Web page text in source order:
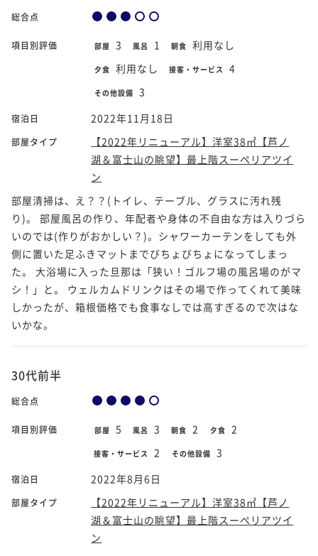
総合点
項目別評価 部屋 3 風呂 1 朝食 利用なし
夕食 利用なし 接客・サービス 4
その他設備 3
宿泊日 2022年11月18日
部屋タイプ
【2022年リニューアル】洋室38㎡【芦ノ
湖＆富士山の眺望】最上階スーペリアツイ
ン
部屋清掃は、え？？(トイレ、テーブル、グラスに汚れ残
り)。 部屋風呂の作り、年配者や身体の不自由な方は入りづら
いのでは(作りがおかしい？)。シャワーカーテンをしても外
側に置いた足ふきマットまでびちょびちょになってしまっ
た。 大浴場に入った旦那は「狭い！ゴルフ場の風呂場のがマ
シ！」と。 ウェルカムドリンクはその場で作ってくれて美味
しかったが、箱根価格でも食事なしでは高すぎるので次はな
いかな。
30代前半
総合点
項目別評価 部屋 5 風呂 3 朝食 2 夕食 2
接客・サービス 2 その他設備 3
宿泊日 2022年8月6日
部屋タイプ
【2022年リニューアル】洋室38㎡【芦ノ
湖＆富士山の眺望】最上階スーペリアツイ
ン